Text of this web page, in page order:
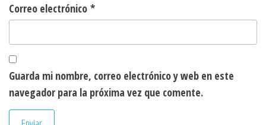
Correo electrónico *
Guarda mi nombre, correo electrónico y web en este
navegador para la próxima vez que comente.